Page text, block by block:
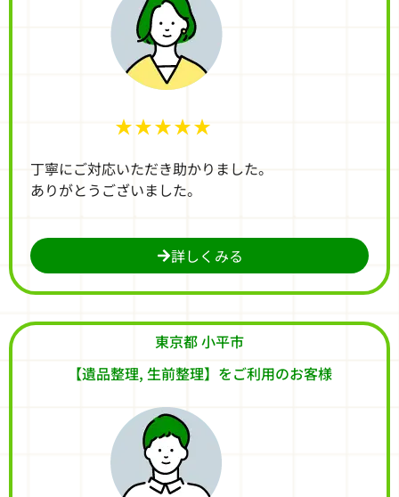
★★★★★
丁寧にご対応いただき助かりました。
ありがとうございました。
詳しくみる
東京都 小平市
【遺品整理, 生前整理】をご利用のお客様